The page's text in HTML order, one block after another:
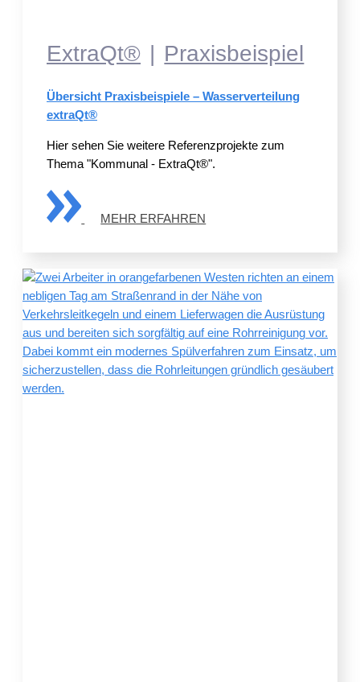
ExtraQt® Praxisbeispiel
Übersicht Praxisbeispiele – Wasserverteilung
extraQt®
Hier sehen Sie weitere Referenzprojekte zum
Thema "Kommunal - ExtraQt®".
MEHR ERFAHREN